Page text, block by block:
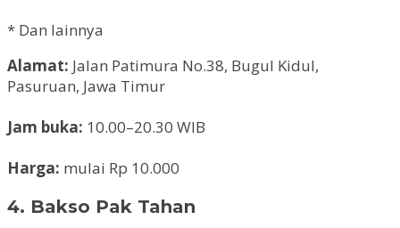
* Dan lainnya
Alamat: Jalan Patimura No.38, Bugul Kidul,
Pasuruan, Jawa Timur
Jam buka: 10.00–20.30 WIB
Harga: mulai Rp 10.000
4. Bakso Pak Tahan